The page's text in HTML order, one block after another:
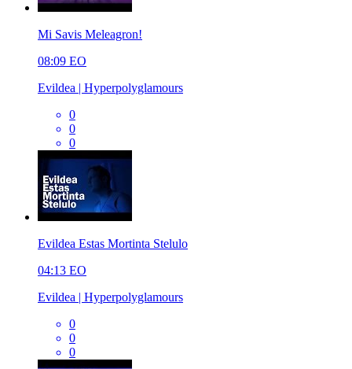
Mi Savis Meleagron!
08:09 EO
Evildea | Hyperpolyglamours
0
0
0
Evildea Estas Mortinta Stelulo
04:13 EO
Evildea | Hyperpolyglamours
0
0
0